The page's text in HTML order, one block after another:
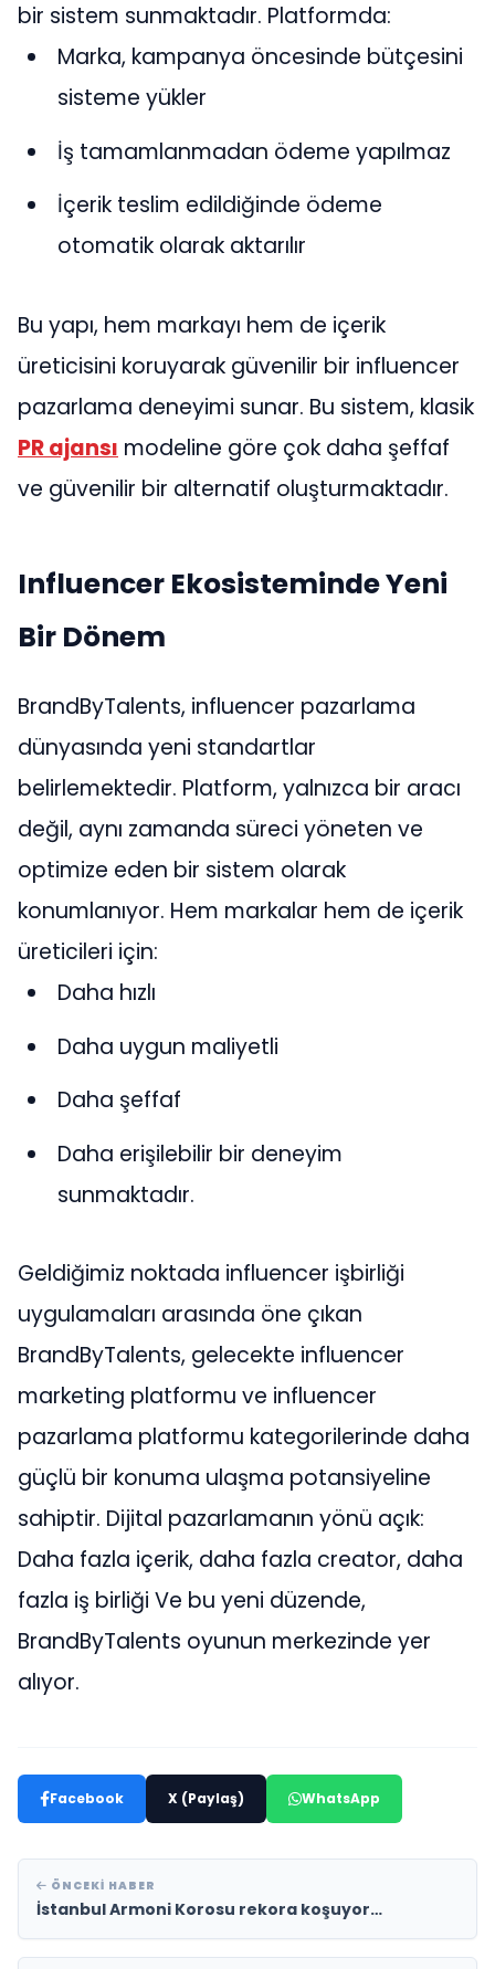
bir sistem sunmaktadır. Platformda:
Marka, kampanya öncesinde bütçesini
sisteme yükler
İş tamamlanmadan ödeme yapılmaz
İçerik teslim edildiğinde ödeme
otomatik olarak aktarılır
Bu yapı, hem markayı hem de içerik
üreticisini koruyarak güvenilir bir influencer
pazarlama deneyimi sunar. Bu sistem, klasik
PR ajansı modeline göre çok daha şeffaf
ve güvenilir bir alternatif oluşturmaktadır.
Influencer Ekosisteminde Yeni
Bir Dönem
BrandByTalents, influencer pazarlama
dünyasında yeni standartlar
belirlemektedir. Platform, yalnızca bir aracı
değil, aynı zamanda süreci yöneten ve
optimize eden bir sistem olarak
konumlanıyor. Hem markalar hem de içerik
üreticileri için:
Daha hızlı
Daha uygun maliyetli
Daha şeffaf
Daha erişilebilir bir deneyim
sunmaktadır.
Geldiğimiz noktada influencer işbirliği
uygulamaları arasında öne çıkan
BrandByTalents, gelecekte influencer
marketing platformu ve influencer
pazarlama platformu kategorilerinde daha
güçlü bir konuma ulaşma potansiyeline
sahiptir. Dijital pazarlamanın yönü açık:
Daha fazla içerik, daha fazla creator, daha
fazla iş birliği Ve bu yeni düzende,
BrandByTalents oyunun merkezinde yer
alıyor.
Facebook X (Paylaş) WhatsApp
ÖNCEKI HABER
İstanbul Armoni Korosu rekora koşuyor…